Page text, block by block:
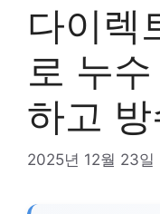
다이렉
로 누
하고
2025년 12월 23일